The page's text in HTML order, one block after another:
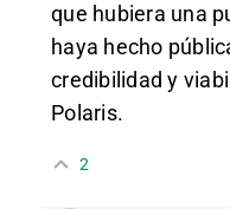
que hubiera una
haya hecho
credibilidad y
Polaris.
2